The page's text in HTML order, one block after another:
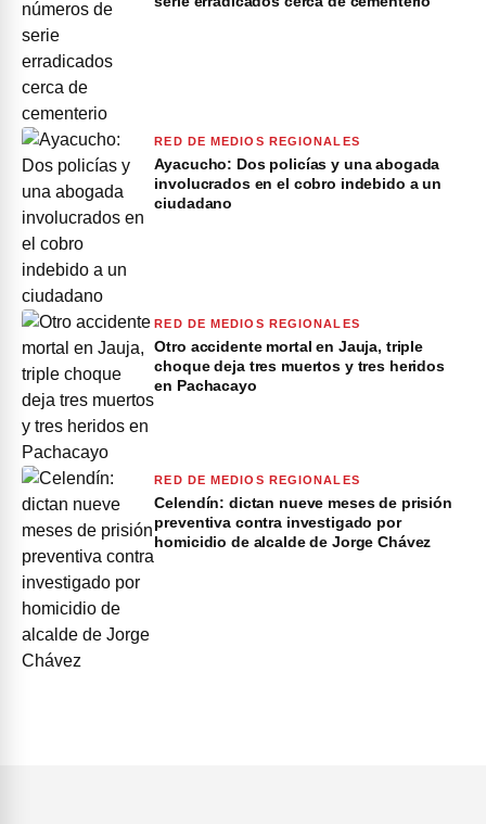
RED DE MEDIOS REGIONALES
Ayacucho: Dos policías y una abogada
involucrados en el cobro indebido a un
ciudadano
RED DE MEDIOS REGIONALES
Otro accidente mortal en Jauja, triple
choque deja tres muertos y tres heridos
en Pachacayo
RED DE MEDIOS REGIONALES
Celendín: dictan nueve meses de prisión
preventiva contra investigado por
homicidio de alcalde de Jorge Chávez